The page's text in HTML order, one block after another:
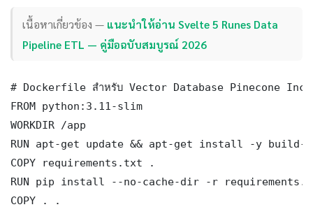
เนื้อหาเกี่ยวข้อง — แนะนำให้อ่าน Svelte 5 Runes Data
Pipeline ETL — คู่มือฉบับสมบูรณ์ 2026
# Dockerfile สำหรับ Vector Database Pinecone
FROM python:3.11-slim
WORKDIR /app
RUN apt-get update && apt-get install -y
COPY requirements.txt .
RUN pip install --no-cache-dir -r
COPY . .